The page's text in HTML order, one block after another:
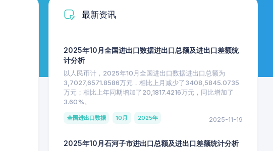
最新资讯
2025年10月全国进出口数据进出口总额及进出口差额统
计分析
以人民币计，2025年10月全国进出口数据进出口总额为
3,7027,6571.8586万元，相比上月减少了3408,5845.0735
万元；相比上年同期增加了20,1817.4216万元，同比增加了
3.60%。
全国进出口数据 10月 2025年 2025-11-19
2025年10月石河子市进出口总额及进出口差额统计分析